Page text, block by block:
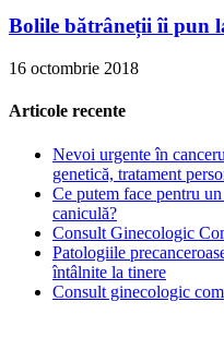
Bolile bătrâneții îi pun
16 octombrie 2018
Articole recente
Nevoi urgente în
genetică, tratament
Ce putem face pentru
caniculă?
Consult Ginecologic
Patologiile
întâlnite la tinere
Consult ginecologic